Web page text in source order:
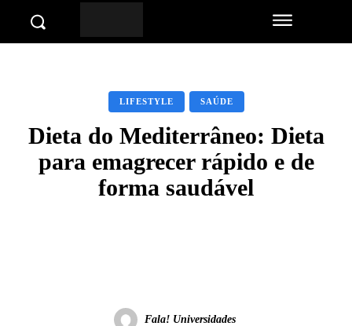
LIFESTYLE SAÚDE
Dieta do Mediterrâneo: Dieta
para emagrecer rápido e de
forma saudável
Fala! Universidades